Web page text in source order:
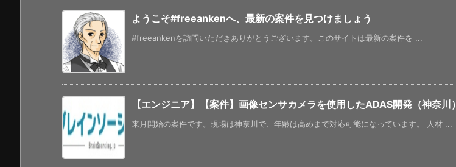
ようこそ#freeankenへ、最新の案件を見つけましょう
#freeankenを訪問いただきありがとうございます。このサイトは最新の案件を ...
【エンジニア】【案件】画像センサカメラを使用したADAS開発（神奈川）
来月開始の案件です。現場は神奈川で、年齢は高めまで対応可能になっています。 人材 ...